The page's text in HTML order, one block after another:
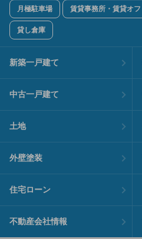
月極駐車場 賃貸事務所・賃貸オフ
貸し倉庫
新築一戸建て
中古一戸建て
土地
外壁塗装
住宅ローン
不動産会社情報